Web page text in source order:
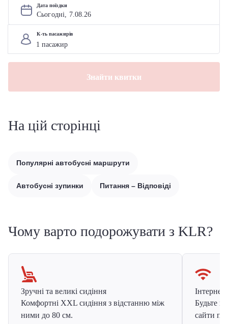
Дата поїздки
Сьогодні, 7.08.26
К-ть пасажирів
Знайти квитки
На цій сторінці
Популярні автобусні маршрути
Автобусні зупинки Питання – Відповіді
Чому варто подорожувати з KLR?
Зручні та великі сидіння
Комфортні XXL сидіння з відстанню між
ними до 80 см.
Інтернет
Будьте
сайти